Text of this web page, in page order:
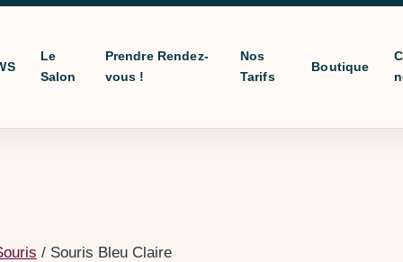
Le
Salon
Prendre Rendez-
vous !
Nos
Tarifs
Boutique
/ Souris Bleu Claire